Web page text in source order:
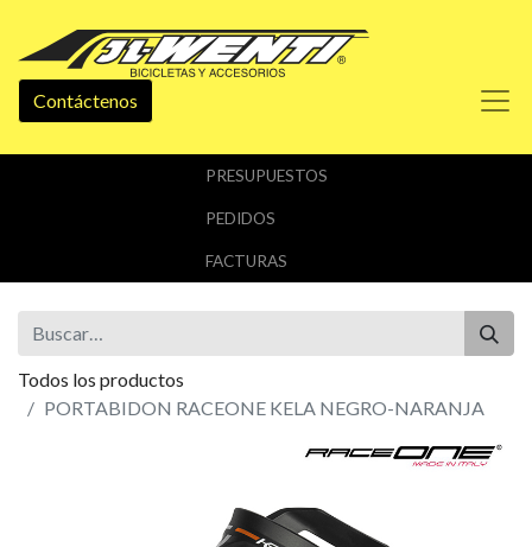
Contáctenos
PRESUPUESTOS
PEDIDOS
FACTURAS
Todos los productos
PORTABIDON RACEONE KELA NEGRO-NARANJA